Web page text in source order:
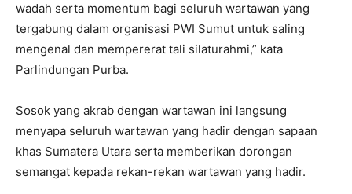
wadah serta momentum bagi seluruh wartawan yang
tergabung dalam organisasi PWI Sumut untuk saling
mengenal dan mempererat tali silaturahmi,” kata
Parlindungan Purba.
Sosok yang akrab dengan wartawan ini langsung
menyapa seluruh wartawan yang hadir dengan sapaan
khas Sumatera Utara serta memberikan dorongan
semangat kepada rekan-rekan wartawan yang hadir.